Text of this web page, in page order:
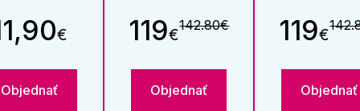
€
Objednať
119€142.80€
Objednať
119€
Objednať